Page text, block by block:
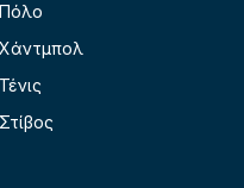
Πόλο
Χάντμπολ
Τένις
Στίβος